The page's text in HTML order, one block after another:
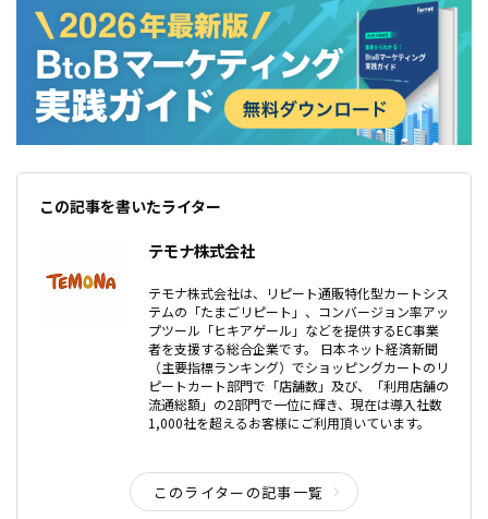
この記事を書いたライター
テモナ株式会社
テモナ株式会社は、リピート通販特化型カートシス
テムの「たまごリピート」、コンバージョン率アッ
プツール「ヒキアゲール」などを提供するEC事業
者を支援する総合企業です。 日本ネット経済新聞
（主要指標ランキング）でショッピングカートのリ
ピートカート部門で「店舗数」及び、「利用店舗の
流通総額」の2部門で一位に輝き、現在は導入社数
1,000社を超えるお客様にご利用頂いています。
このライターの記事一覧